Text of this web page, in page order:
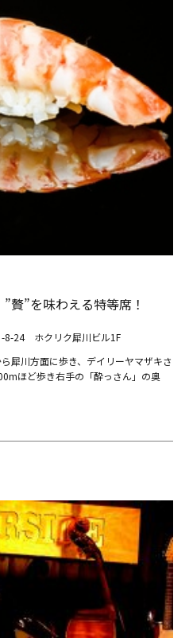
贅”を味わえる特等席！
-8-24 ホクリク犀川ビル1F
犀川方面に歩き、デイリーヤマザキさ
ほど歩き右手の「酔っさん」の奥